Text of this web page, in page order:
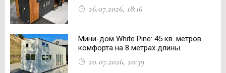
26.07.2026, 18:16
Мини-дом White Pine: 45 кв. метров
комфорта на 8 метрах длины
20.07.2026, 20:39